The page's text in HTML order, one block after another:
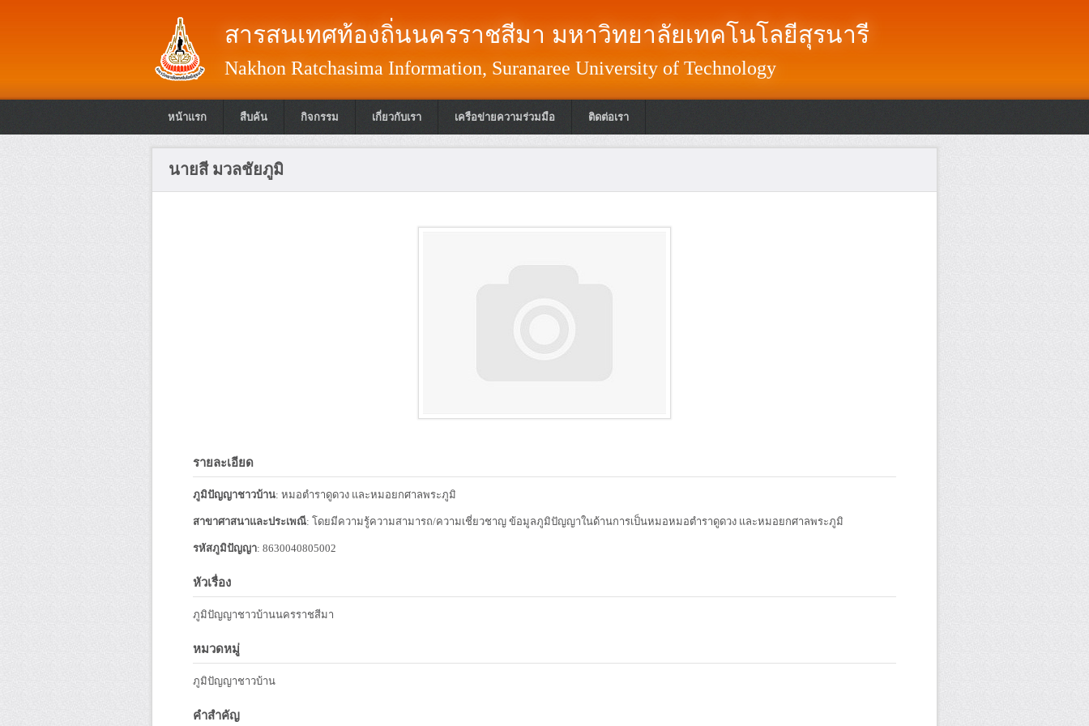
สารสนเทศท้องถิ่นนครราชสีมา มหาวิทยาลัยเทคโนโลยีสุรนารี
Nakhon Ratchasima Information, Suranaree University of Technology
หน้าแรก สืบค้น กิจกรรม เกี่ยวกับเรา เครือข่ายความร่วมมือ ติดต่อเรา
นายสี มวลชัยภูมิ
รายละเอียด
ภูมิปัญญาชาวบ้าน: หมอตำราดูดวง และหมอยกศาลพระภูมิ
สาขาศาสนาและประเพณี: โดยมีความรู้ความสามารถ/ความเชี่ยวชาญ ข้อมูลภูมิปัญญาในด้านการเป็นหมอหมอตำราดูดวง และหมอยกศาลพระภูมิ
รหัสภูมิปัญญา: 8630040805002
หัวเรื่อง
ภูมิปัญญาชาวบ้านนครราชสีมา
หมวดหมู่
ภูมิปัญญาชาวบ้าน
คำสำคัญ